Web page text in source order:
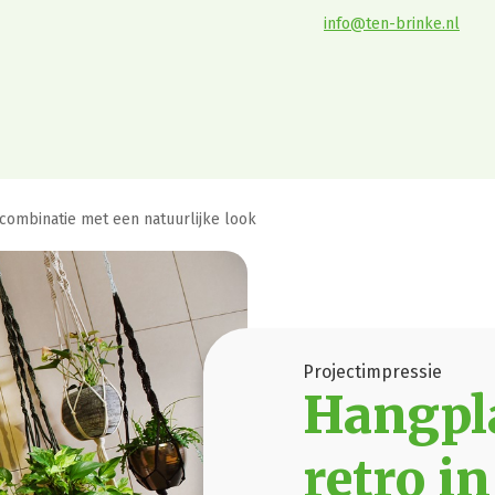
info@ten-brinke.nl
met een natuurlijke look
Projectimpressie
retro in